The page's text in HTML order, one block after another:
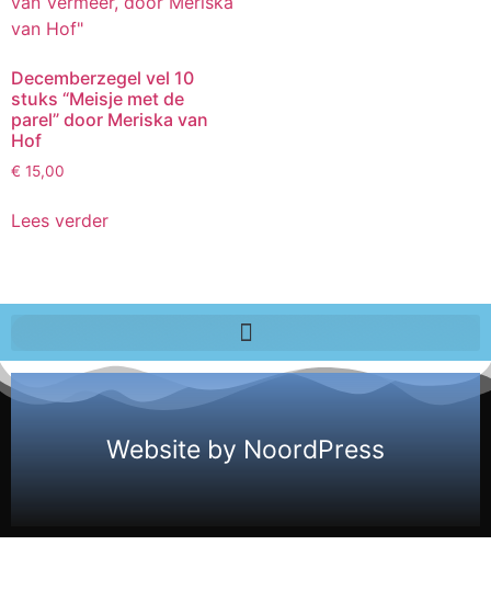
Decemberzegel vel 10
stuks “Meisje met de
parel” door Meriska van
Hof
€ 15,00
Lees verder
Website by NoordPress